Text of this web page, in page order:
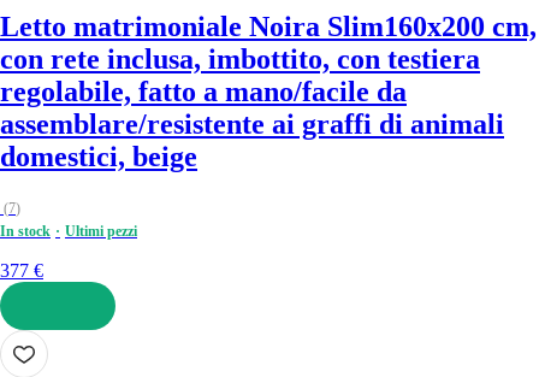
Letto matrimoniale Noira Slim160x200 cm,
con rete inclusa, imbottito, con testiera
regolabile, fatto a mano/facile da
assemblare/resistente ai graffi di animali
domestici, beige
(7)
In stock
Ultimi pezzi
377 €
AGGIUNGI